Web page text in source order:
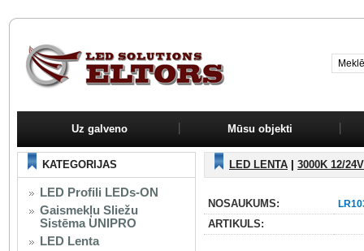
Uz galveno Mūsu objekti
KATEGORIJAS
LED Profili LEDs-ON
Gaismekļu Sliežu
Sistēma UNIPRO
LED Lenta
LED LENTA 3000K 12/24V
NOSAUKUMS:
ARTIKULS: